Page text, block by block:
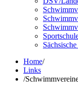
Home/
Links
/